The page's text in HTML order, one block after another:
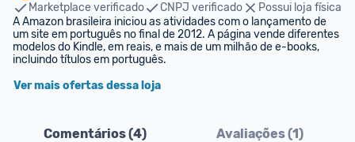
Marketplace verificado
CNPJ verificado
Possui loja física
A Amazon brasileira iniciou as atividades com o lançamento de
um site em português no final de 2012. A página vende diferentes
modelos do Kindle, em reais, e mais de um milhão de e-books,
incluindo títulos em português.
Ver mais ofertas dessa loja
Comentários (4) Avaliações (1)